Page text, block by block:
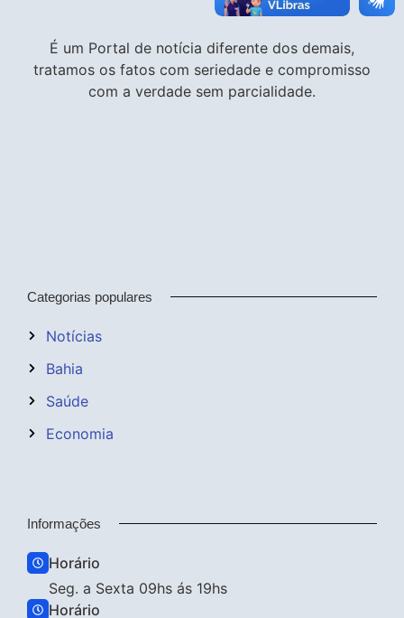
É um Portal de notícia diferente dos demais,
tratamos os fatos com seriedade e compromisso
com a verdade sem parcialidade.
Categorias populares
Notícias
Bahia
Saúde
Economia
Informações
Horário
Seg. a Sexta 09hs ás 19hs
Horário